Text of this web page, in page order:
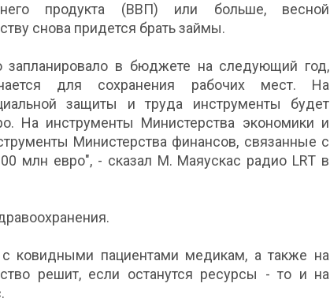
продукта (ВВП) или больше, весной
снова придется брать займы.
запланировало в бюджете на следующий год,
для сохранения рабочих мест. На
защиты и труда инструменты будет
На инструменты Министерства экономики и
Министерства финансов, связанные с
млн евро", - сказал М. Маяускас радио LRT в
ковидными пациентами медикам, а также на
решит, если останутся ресурсы - то и на